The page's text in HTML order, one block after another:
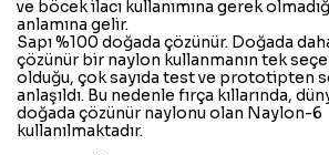
ve böcek ilacı kullanımına gerek
anlamına gelir.
Sapı %100 doğada çözünür. Doğada
çözünür bir naylon kullanmanın tek
olduğu, çok sayıda test ve prototipten
anlaşıldı. Bu nedenle fırça kıllarında,
doğada çözünür naylonu olan Naylon-6
kullanılmaktadır.